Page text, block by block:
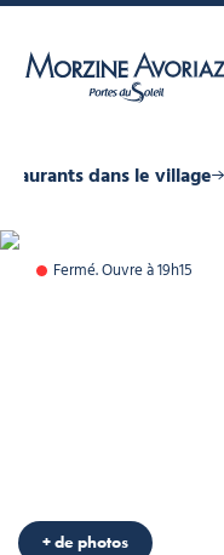
dans le village
+ de photos
Fermé. Ouvre à 19h15